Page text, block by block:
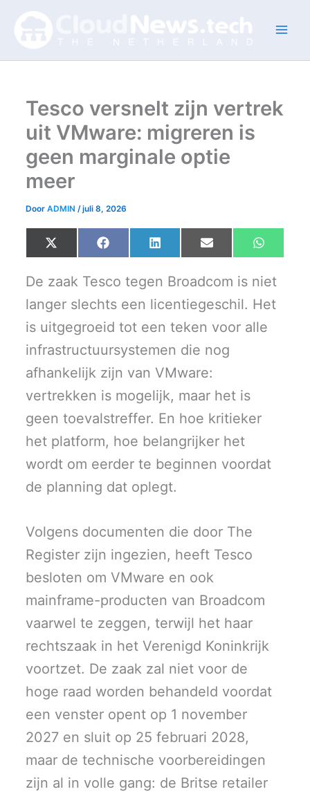
inhoud
Tesco versnelt zijn vertrek
uit VMware: migreren is
geen marginale optie
meer
DoorADMIN/juli 8, 2026
Share
on
X
(
w
i
t
r
)
Share
on
F
a
e
b
o
Share
on
L
i
k
e
I
Share
on
E
m
l
Share
on
W
h
t
s
p
De zaak Tesco tegen Broadcom is niet
langer slechts een licentiegeschil. Het
is uitgegroeid tot een teken voor alle
infrastructuursystemen die nog
afhankelijk zijn van VMware:
vertrekken is mogelijk, maar het is
geen toevalstreffer. En hoe kritieker
het platform, hoe belangrijker het
wordt om eerder te beginnen voordat
de planning dat oplegt.
Volgens documenten die door The
Register zijn ingezien, heeft Tesco
besloten om VMware en ook
mainframe-producten van Broadcom
vaarwel te zeggen, terwijl het haar
rechtszaak in het Verenigd Koninkrijk
voortzet. De zaak zal niet voor de
hoge raad worden behandeld voordat
een venster opent op 1 november
2027 en sluit op 25 februari 2028,
maar de technische voorbereidingen
zijn al in volle gang: de Britse retailer